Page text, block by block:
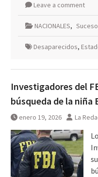
Leave a comment
NACIONALES,
Desaparecidos,
Investigadores del
búsqueda de la niña
enero 19, 2026 La